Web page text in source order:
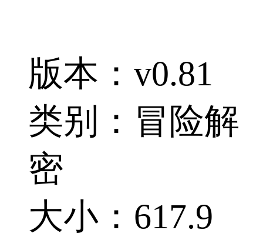
版本：v0.81
类别：冒险解
密
大小：617.9